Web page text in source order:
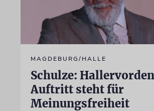
MAGDEBURG/HALLE
Schulze:
Auftritt steht für
Meinungsfreiheit